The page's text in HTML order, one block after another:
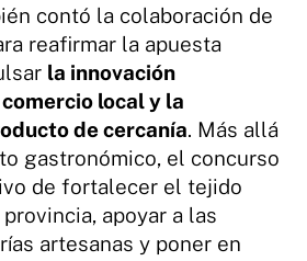
contó la colaboración de
reafirmar la apuesta
la innovación
local y la
de cercanía. Más allá
gastronómico, el concurso
de fortalecer el tejido
apoyar a las
artesanas y poner en